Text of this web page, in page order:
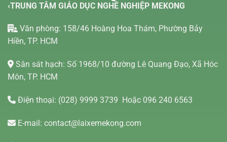
‹TRUNG TÂM GIÁO DỤC NGHỀ NGHIỆP MEKONG
Văn phòng: 158/46 Hoàng Hoa Thám, Phường Bảy
Hiền, TP. HCM
Sân sát hạch: Số 1968/10 đường Lê Quang Đạo, Xã Hóc
Môn, TP. HCM
Điện thoại: (028) 9999 3739 Hoặc 096 240 6563
E-mail: contact@laixemekong.com